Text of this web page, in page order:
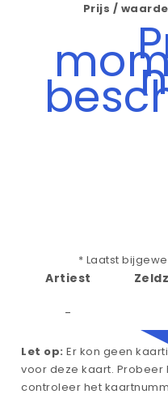
Prijs / waarde
* Laatst
Artiest
-
Let op: Er kon geen
voor deze kaart. Probeer
controleer het